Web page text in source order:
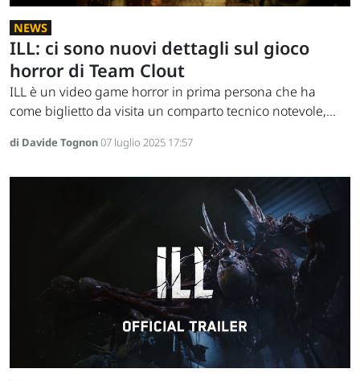
NEWS
ILL: ci sono nuovi dettagli sul gioco
horror di Team Clout
ILL è un video game horror in prima persona che ha
come biglietto da visita un comparto tecnico notevole,...
di Davide Tognon07 luglio 2025 17:57